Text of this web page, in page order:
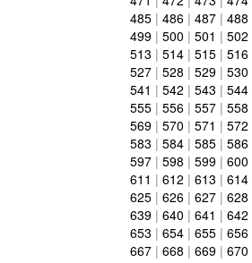
485| 486| 487| 488
499| 500 | 501 | 502
513 | 514| 515| 516
527| 528 | 529| 530
541 | 542 | 543 | 544
555| 556| 557| 558
569| 570 | 571 | 572
583 | 584| 585| 586
597| 598 | 599| 600
611 | 612 | 613 | 614
625| 626| 627| 628
639| 640 | 641 | 642
653 | 654| 655| 656
667| 668 | 669| 670